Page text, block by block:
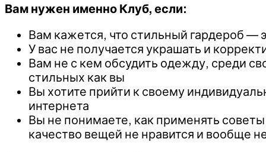
Вам нужен именно Клуб, если:
Вам кажется, что стильный гардероб —
У вас не получается украшать и
Вам не с кем обсудить одежду, среди
стильных как вы
Вы хотите прийти к своему
интернета
Вы не понимаете, как применять
качество вещей не нравится и вообще